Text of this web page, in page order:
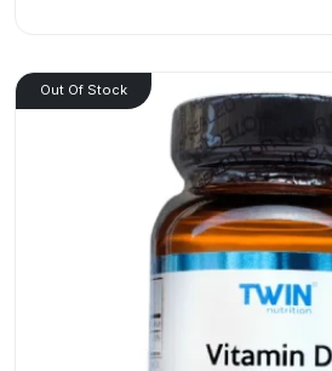
Out Of Stock